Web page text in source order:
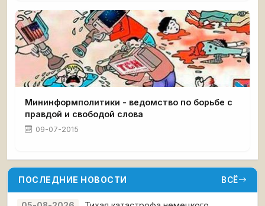
Мининформполитики - ведомство по борьбе с
правдой и свободой слова
09-07-2015
ПОСЛЕДНИЕ НОВОСТИ ВСЁ